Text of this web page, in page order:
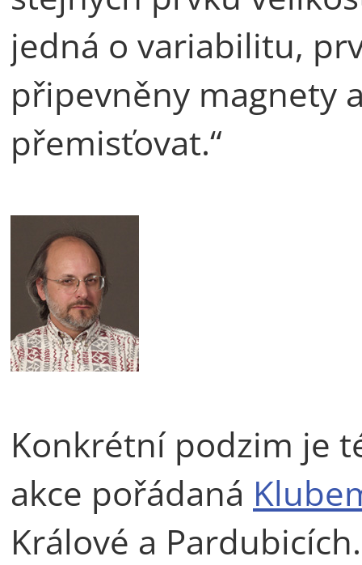
jedná o variabilitu,
připevněny magnety
přemisťovat.“
Konkrétní podzim je
akce pořádaná
Králové a